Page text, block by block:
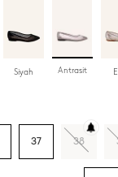
Siyah Antrasit
37 38